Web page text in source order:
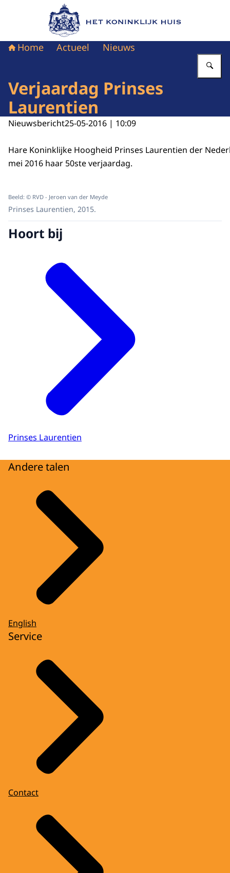
Naar de homepage van Het Koninklijk Huis
Home Actueel Nieuws
Verjaardag Prinses
Laurentien
Nieuwsbericht25-05-2016 | 10:09
Hare Koninklijke Hoogheid Prinses Laurentien der
mei 2016 haar 50ste verjaardag.
Beeld: © RVD - Jeroen van der Meyde
Prinses Laurentien, 2015.
Hoort bij
Prinses Laurentien
Andere talen
English
Service
Contact